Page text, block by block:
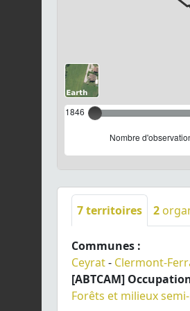
1846
Nombre
7territoires 2
Communes :
Ceyrat- Clermont-
[ABTCAM]
Forêts et milieux